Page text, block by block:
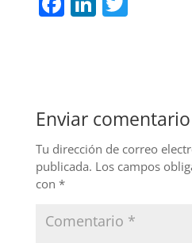
b
o
o
k
n
Enviar comentario
Tu dirección de correo
publicada. Los campos
con *